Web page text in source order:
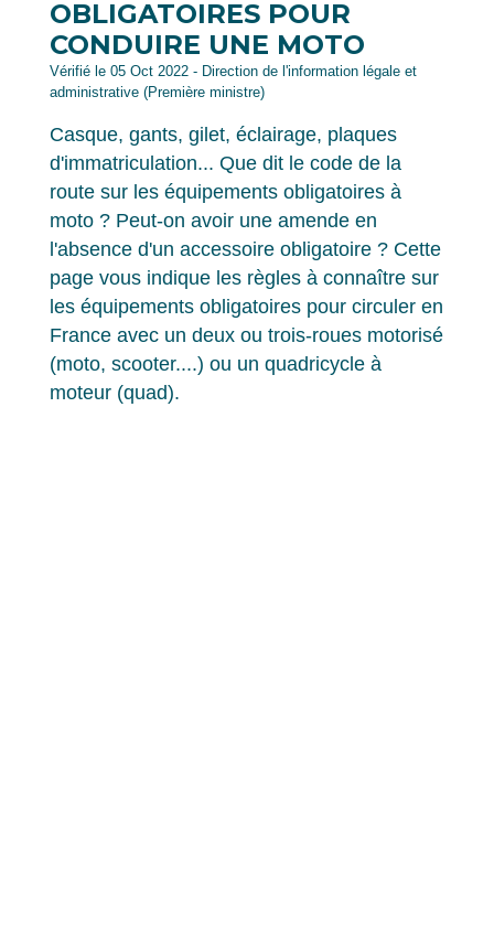
OBLIGATOIRES POUR
CONDUIRE UNE MOTO
Vérifié le 05 Oct 2022 - Direction de l'information légale et
administrative (Première ministre)
Casque, gants, gilet, éclairage, plaques
d'immatriculation... Que dit le code de la
route sur les équipements obligatoires à
moto ? Peut-on avoir une amende en
l'absence d'un accessoire obligatoire ? Cette
page vous indique les règles à connaître sur
les équipements obligatoires pour circuler en
France avec un deux ou trois-roues motorisé
(moto, scooter....) ou un quadricycle à
moteur (quad).